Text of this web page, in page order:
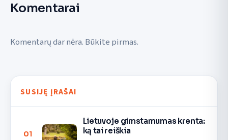
Komentarai
Komentarų dar nėra. Būkite pirmas.
SUSIJĘ ĮRAŠAI
01
Lietuvoje gimstamumas krenta:
ką tai reiškia